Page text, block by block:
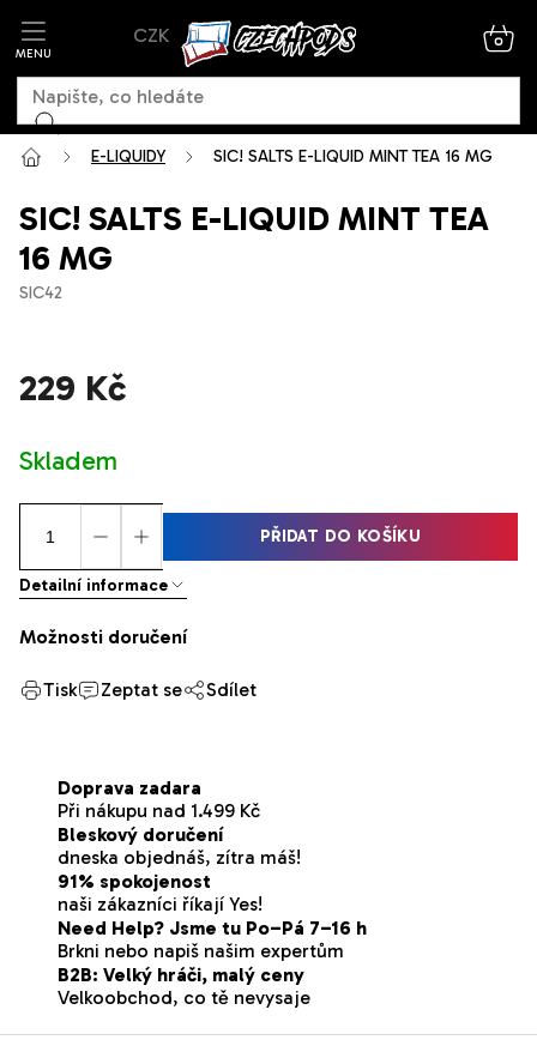
CZK
E-LIQUIDY SIC! SALTS E-LIQUID MINT TEA 16 MG
SIC! SALTS E-LIQUID MINT TEA
16 MG
SIC42
229 Kč
cena:
Skladem
Možnosti doručení
PŘIDAT DO KOŠÍKU
Detailní informace
Tisk Zeptat se Sdílet
Doprava zadara
Při nákupu nad 1.499 Kč
Bleskový doručení
dneska objednáš, zítra máš!
91% spokojenost
naši zákazníci říkají Yes!
Need Help? Jsme tu Po–Pá 7–16 h
Brkni nebo napiš našim expertům
B2B: Velký hráči, malý ceny
Velkoobchod, co tě nevysaje